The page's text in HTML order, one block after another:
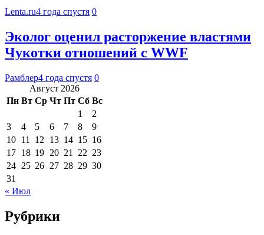
Lenta.ru4 года спустя 0
Эколог оценил расторжение властями
Чукотки отношений с WWF
Рамблер4 года спустя 0
Август 2026
Пн Вт Ср Чт Пт Сб Вс
1
2
3
4 5 6 7 8
9
10 11 12 13 14 15 16
17 18 19 20 21 22 23
24 25 26 27 28 29 30
31
« Июл
Рубрики